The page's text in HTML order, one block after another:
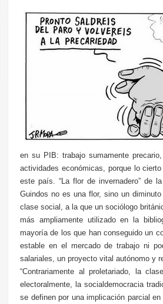
en su PIB: trabajo sumamente
actividades económicas, porque lo
este país. “La flor de invernadero” de
Guindos no es una flor, sino un
clase social, a la que un sociólogo
más ampliamente utilizado en la
mayoría de los que han conseguido un
estable en el mercado de trabajo ni
salariales, un proyecto vital autónomo y
“Contrariamente al proletariado, la
electoralmente, la socialdemocracia
se definen por una implicación parcial